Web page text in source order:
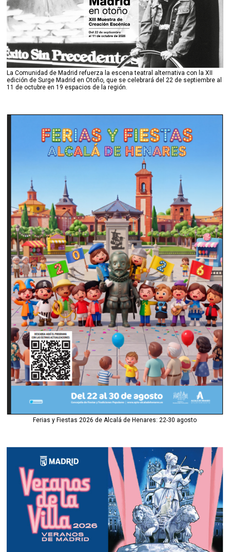
La Comunidad de Madrid refuerza la escena teatral alternativa con la XII
edición de Surge Madrid en Otoño, que se celebrará del 22 de septiembre al
11 de octubre en 19 espacios de la región.
Ferias y Fiestas 2026 de Alcalá de Henares: 22-30 agosto